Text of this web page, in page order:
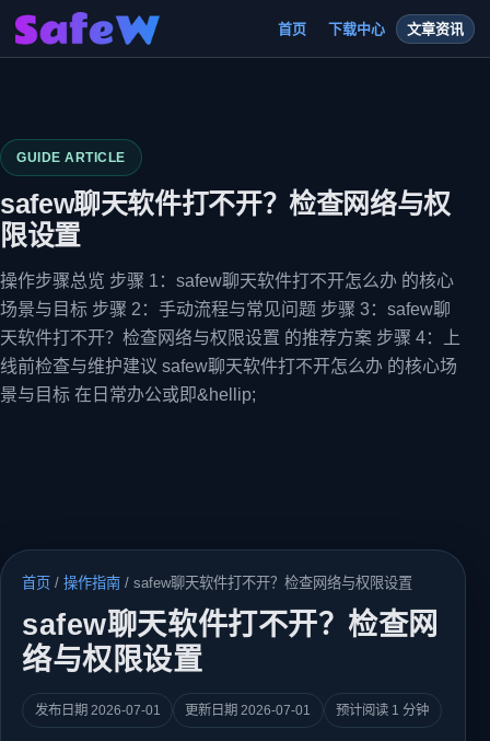
首页 下载中心 文章资讯
GUIDE ARTICLE
safew聊天软件打不开？检查网络与权
限设置
操作步骤总览 步骤 1：safew聊天软件打不开怎么办 的核心
场景与目标 步骤 2：手动流程与常见问题 步骤 3：safew聊
天软件打不开？检查网络与权限设置 的推荐方案 步骤 4：上
线前检查与维护建议 safew聊天软件打不开怎么办 的核心场
景与目标 在日常办公或即&hellip;
首页 /操作指南 /safew聊天软件打不开？检查网络与权限设置
safew聊天软件打不开？检查网
络与权限设置
发布日期 2026-07-01 更新日期 2026-07-01 预计阅读 1 分钟